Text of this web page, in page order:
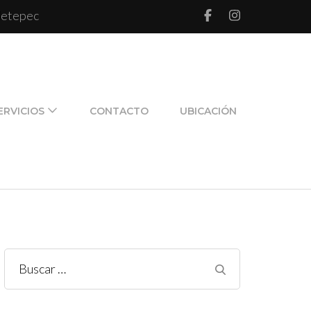
CONTACTO UBICACIÓN
Buscar: